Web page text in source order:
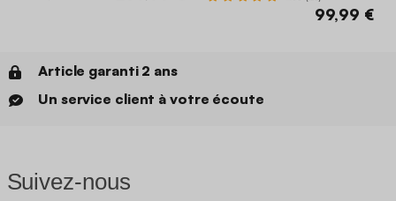
99,99 €
Article garanti 2 ans
Un service client à votre écoute
Suivez-nous